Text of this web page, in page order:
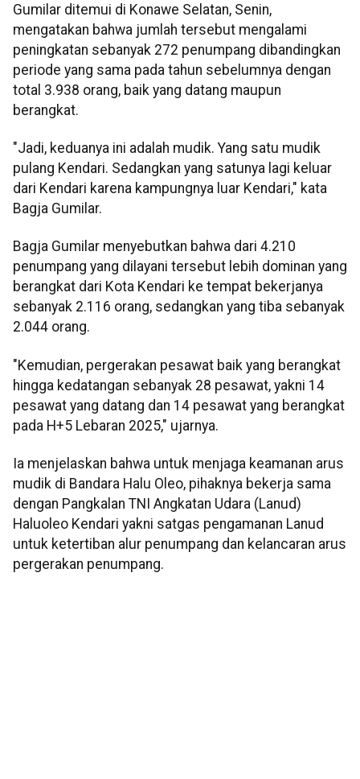
Gumilar ditemui di Konawe Selatan, Senin,
mengatakan bahwa jumlah tersebut mengalami
peningkatan sebanyak 272 penumpang dibandingkan
periode yang sama pada tahun sebelumnya dengan
total 3.938 orang, baik yang datang maupun
berangkat.
"Jadi, keduanya ini adalah mudik. Yang satu mudik
pulang Kendari. Sedangkan yang satunya lagi keluar
dari Kendari karena kampungnya luar Kendari," kata
Bagja Gumilar.
Bagja Gumilar menyebutkan bahwa dari 4.210
penumpang yang dilayani tersebut lebih dominan yang
berangkat dari Kota Kendari ke tempat bekerjanya
sebanyak 2.116 orang, sedangkan yang tiba sebanyak
2.044 orang.
"Kemudian, pergerakan pesawat baik yang berangkat
hingga kedatangan sebanyak 28 pesawat, yakni 14
pesawat yang datang dan 14 pesawat yang berangkat
pada H+5 Lebaran 2025," ujarnya.
Ia menjelaskan bahwa untuk menjaga keamanan arus
mudik di Bandara Halu Oleo, pihaknya bekerja sama
dengan Pangkalan TNI Angkatan Udara (Lanud)
Haluoleo Kendari yakni satgas pengamanan Lanud
untuk ketertiban alur penumpang dan kelancaran arus
pergerakan penumpang.